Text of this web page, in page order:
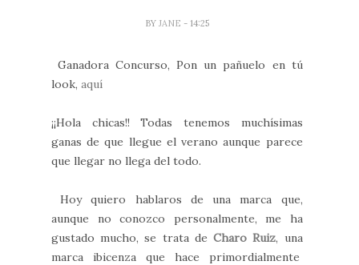
BY JANE - 14:25
Ganadora Concurso, Pon un pañuelo en tú
look, aquí
¡¡Hola chicas!! Todas tenemos muchísimas
ganas de que llegue el verano aunque parece
que llegar no llega del todo.
Hoy quiero hablaros de una marca que,
aunque no conozco personalmente, me ha
gustado mucho, se trata deCharo Ruiz, una
marca ibicenza que hace primordialmente